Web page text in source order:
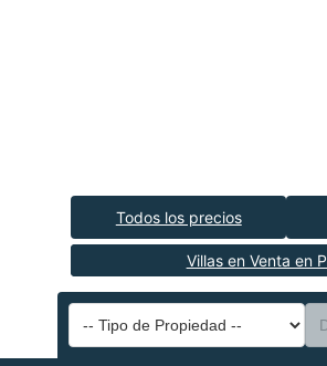
Todos los precios
Villas en Venta en